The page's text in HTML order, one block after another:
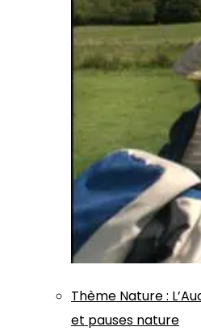
Thème Nature:
et pauses nature